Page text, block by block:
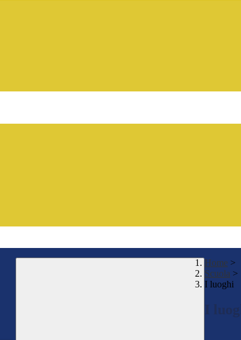
Home >
Scuola >
I luoghi
I